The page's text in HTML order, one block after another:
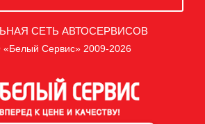
СЕТЬ АВТОСЕРВИСОВ
Сервис» 2009-2026